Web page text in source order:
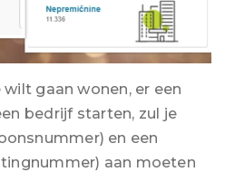
gaan wonen, er een
bedrijf starten, zul je
en een
aan moeten